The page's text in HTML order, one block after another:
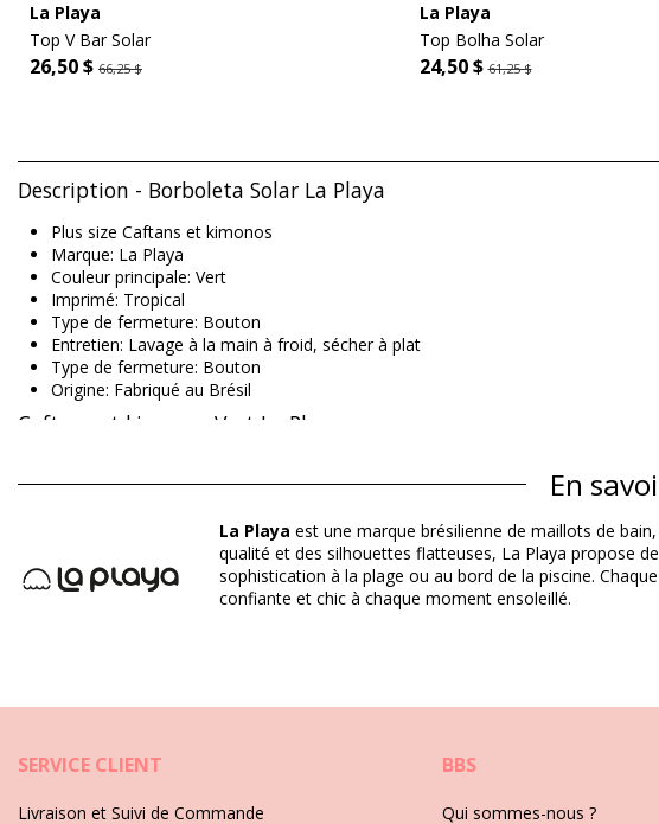
La Playa
Top V Bar Solar
26,50 $ 66,25 $
La Playa
Top Bolha Solar
24,50 $61,25 $
Description - Borboleta Solar La Playa
Plus size Caftans et kimonos
Marque: La Playa
Couleur principale: Vert
Imprimé: Tropical
Type de fermeture: Bouton
Entretien: Lavage à la main à froid, sécher à plat
Type de fermeture: Bouton
Origine: Fabriqué au Brésil
Caftans et kimonos Vert La Playa
Département: Femme, Caftans et kimonos
Ce produit comprend: 1 x Caftans et kimonos (Autres accessoires non inclus)
Poids: 450g / 0.99lb / 15.87oz
Instructions d'entretien pour: La Playa Borboleta Solar
En
La Playa est une marque brésilienne de maillots de
qualité et des silhouettes flatteuses, La Playa propose
sophistication à la plage ou au bord de la piscine.
confiante et chic à chaque moment ensoleillé.
SERVICE CLIENT
Livraison et Suivi de Commande
BBS
Qui sommes-nous ?